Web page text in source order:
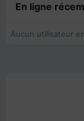
En ligne
Aucun utilisateur